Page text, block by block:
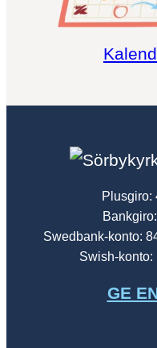
Plusgiro:
Swedbank-konto:
Swish-konto:
GE